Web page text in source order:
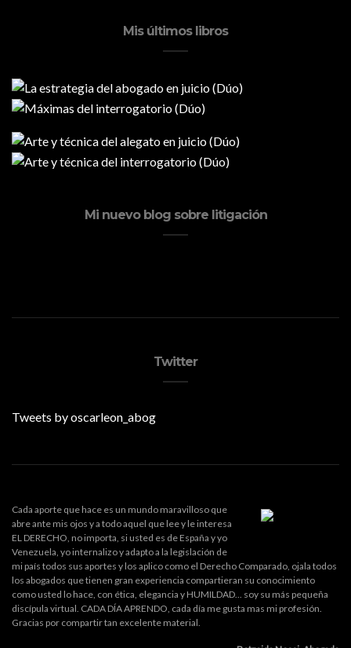
Mis últimos libros
Mi nuevo blog sobre litigación
Twitter
Tweets by oscarleon_abog
Cada aporte que hace es un mundo maravilloso que
abre ante mis ojos y a todo aquel que lee y le interesa
EL DERECHO, no importa, si usted es de España y yo
Venezuela, yo internalizo y adapto a la legislación de
mi país todos sus aportes y los aplico como el Derecho Comparado, ojala todos
los abogados que tienen gran experiencia compartieran su conocimiento
como usted lo hace, con ética, elegancia y HUMILDAD... soy su más pequeña
discípula virtual. CADA DÍA APRENDO, cada día me gusta mas mi profesión.
Gracias por compartir tan excelente material.